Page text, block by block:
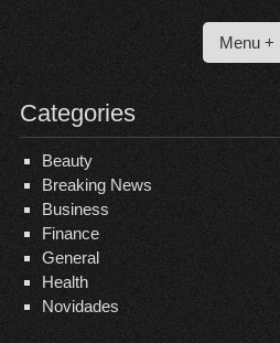
Menu +
Categories
Beauty
Breaking News
Business
Finance
General
Health
Novidades